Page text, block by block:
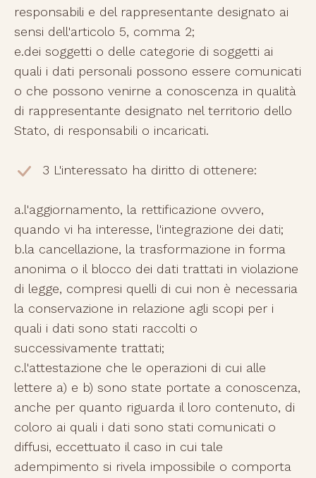
responsabili e del rappresentante designato ai
sensi dell'articolo 5, comma 2;
e.dei soggetti o delle categorie di soggetti ai
quali i dati personali possono essere comunicati
o che possono venirne a conoscenza in qualità
di rappresentante designato nel territorio dello
Stato, di responsabili o incaricati.
3 L'interessato ha diritto di ottenere:
a.l'aggiornamento, la rettificazione ovvero,
quando vi ha interesse, l'integrazione dei dati;
b.la cancellazione, la trasformazione in forma
anonima o il blocco dei dati trattati in violazione
di legge, compresi quelli di cui non è necessaria
la conservazione in relazione agli scopi per i
quali i dati sono stati raccolti o
successivamente trattati;
c.l'attestazione che le operazioni di cui alle
lettere a) e b) sono state portate a conoscenza,
anche per quanto riguarda il loro contenuto, di
coloro ai quali i dati sono stati comunicati o
diffusi, eccettuato il caso in cui tale
adempimento si rivela impossibile o comporta